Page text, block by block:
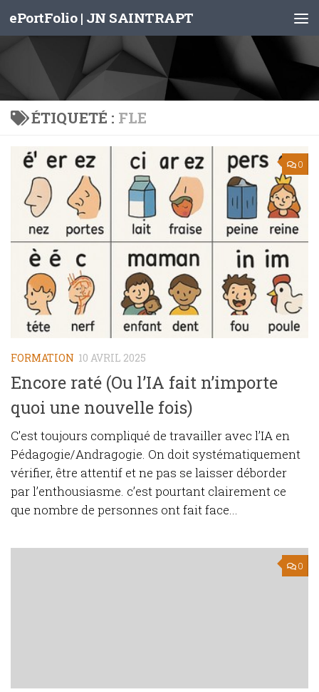
Skip to content
ePortFolio | JN SAINTRAPT
ÉTIQUETÉ : FLE
0
FORMATION 10 AVRIL 2025
Encore raté (Ou l’IA fait n’importe
quoi une nouvelle fois)
C’est toujours compliqué de travailler avec l’IA en
Pédagogie/Andragogie. On doit systématiquement
vérifier, être attentif et ne pas se laisser déborder
par l’enthousiasme. c’est pourtant clairement ce
que nombre de personnes ont fait face...
0